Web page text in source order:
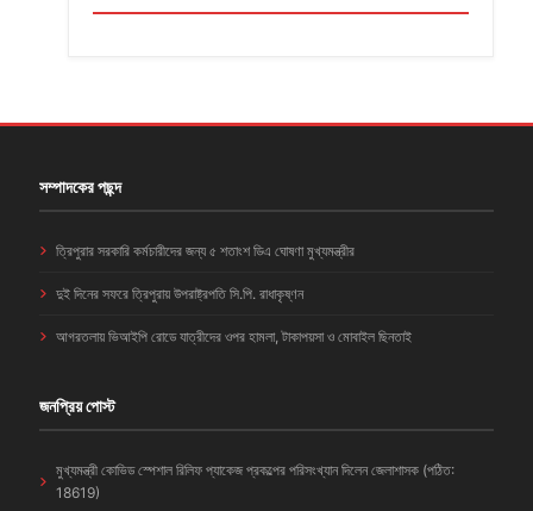
সম্পাদকের পছন্দ
ত্রিপুরার সরকারি কর্মচারীদের জন্য ৫ শতাংশ ডিএ ঘোষণা মুখ্যমন্ত্রীর
দুই দিনের সফরে ত্রিপুরায় উপরাষ্ট্রপতি সি.পি. রাধাকৃষ্ণন
আগরতলায় ভিআইপি রোডে যাত্রীদের ওপর হামলা, টাকাপয়সা ও মোবাইল ছিনতাই
জনপ্রিয় পোস্ট
মুখ্যমন্ত্রী কোভিড স্পেশাল রিলিফ প্যাকেজ প্রকল্পের পরিসংখ্যান দিলেন জেলাশাসক (পঠিত:
18619)